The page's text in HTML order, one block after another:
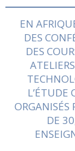
EN
DES
DES
L’ÉTUDE
ORGANISÉS
DE